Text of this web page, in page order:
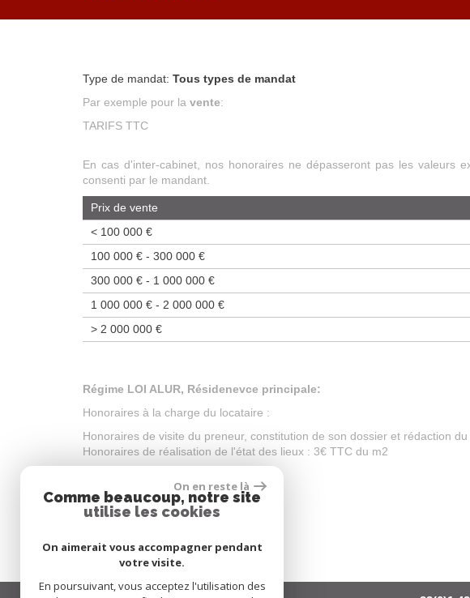
Type de mandat: Tous types de mandat
Par exemple pour la vente:
TARIFS TTC
En cas d'inter-cabinet, nos honoraires ne dépasseront pas les valeurs
consenti par le mandant.
Prix de vente
< 100 000 €
100 000 € - 300 000 €
300 000 € - 1 000 000 €
1 000 000 € - 2 000 000 €
> 2 000 000 €
Régime LOI ALUR, Résidenevce principale:
Honoraires à la charge du locataire :
Honoraires de visite du preneur, constitution de son dossier et rédaction
Honoraires de réalisation de l'état des lieux : 3€ TTC du m2
Honoraire à la charge du locataire:
On en reste là
Comme beaucoup, notre site
utilise les cookies
On aimerait vous accompagner pendant
votre visite.
En poursuivant, vous acceptez l'utilisation des